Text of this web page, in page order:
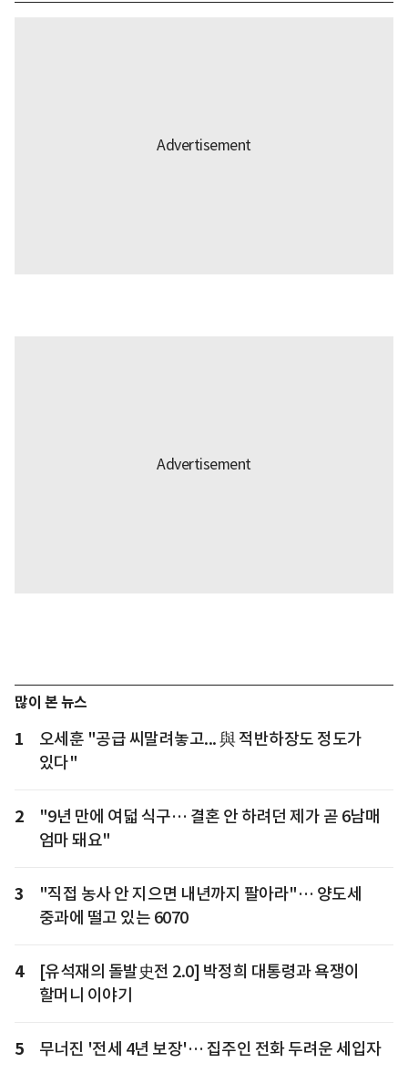
많이 본 뉴스
1
오세훈 "공급 씨말려놓고... 與 적반하장도 정도가
있다"
2
"9년 만에 여덟 식구… 결혼 안 하려던 제가 곧 6남매
엄마 돼요"
3
"직접 농사 안 지으면 내년까지 팔아라"… 양도세
중과에 떨고 있는 6070
4
[유석재의 돌발史전 2.0] 박정희 대통령과 욕쟁이
할머니 이야기
5 무너진 '전세 4년 보장'… 집주인 전화 두려운 세입자